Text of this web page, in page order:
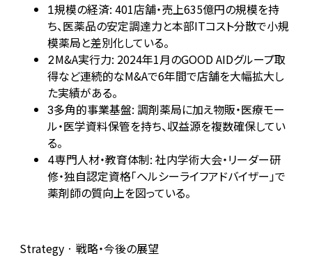
1規模の経済: 401店舗・売上635億円の規模を持
ち、医薬品の安定調達力と本部ITコスト分散で小規
模薬局と差別化している。
2M&A実行力: 2024年1月のGOOD AIDグループ取
得など連続的なM&Aで6年間で店舗を大幅拡大し
た実績がある。
3多角的事業基盤: 調剤薬局に加え物販・医療モー
ル・医学資料保管を持ち、収益源を複数確保してい
る。
4専門人材・教育体制: 社内学術大会・リーダー研
修・独自認定資格「ヘルシーライフアドバイザー」で
薬剤師の質向上を図っている。
Strategy · 戦略・今後の展望